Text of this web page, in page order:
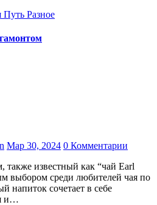
Путь Разное
Мар 30, 2024 0 Комментарии
выбором среди любителей чая по
напиток сочетает в себе
и…